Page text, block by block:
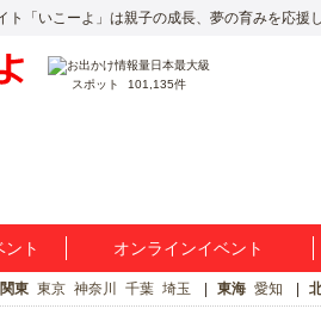
ト「いこーよ」は親子の成長、夢の育みを応援
スポット 101,135件
ント オンラインイベント
関東 東京 神奈川 千葉 埼玉 東海 愛知